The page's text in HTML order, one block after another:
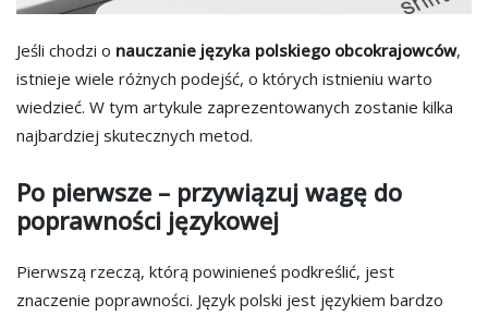
Jeśli chodzi o nauczanie języka polskiego obcokrajowców,
istnieje wiele różnych podejść, o których istnieniu warto
wiedzieć. W tym artykule zaprezentowanych zostanie kilka
najbardziej skutecznych metod.
Po pierwsze – przywiązuj wagę do
poprawności językowej
Pierwszą rzeczą, którą powinieneś podkreślić, jest
znaczenie poprawności. Język polski jest językiem bardzo